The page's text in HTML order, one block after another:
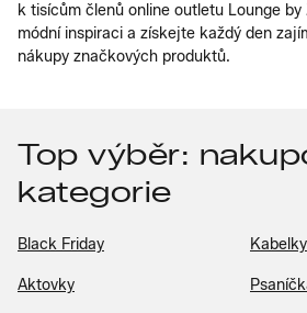
k tisícům členů online outletu Lounge
módní inspiraci a získejte každý den
nákupy značkových produktů.
Top výběr:
kategorie
Black Friday Kabelky
Aktovky